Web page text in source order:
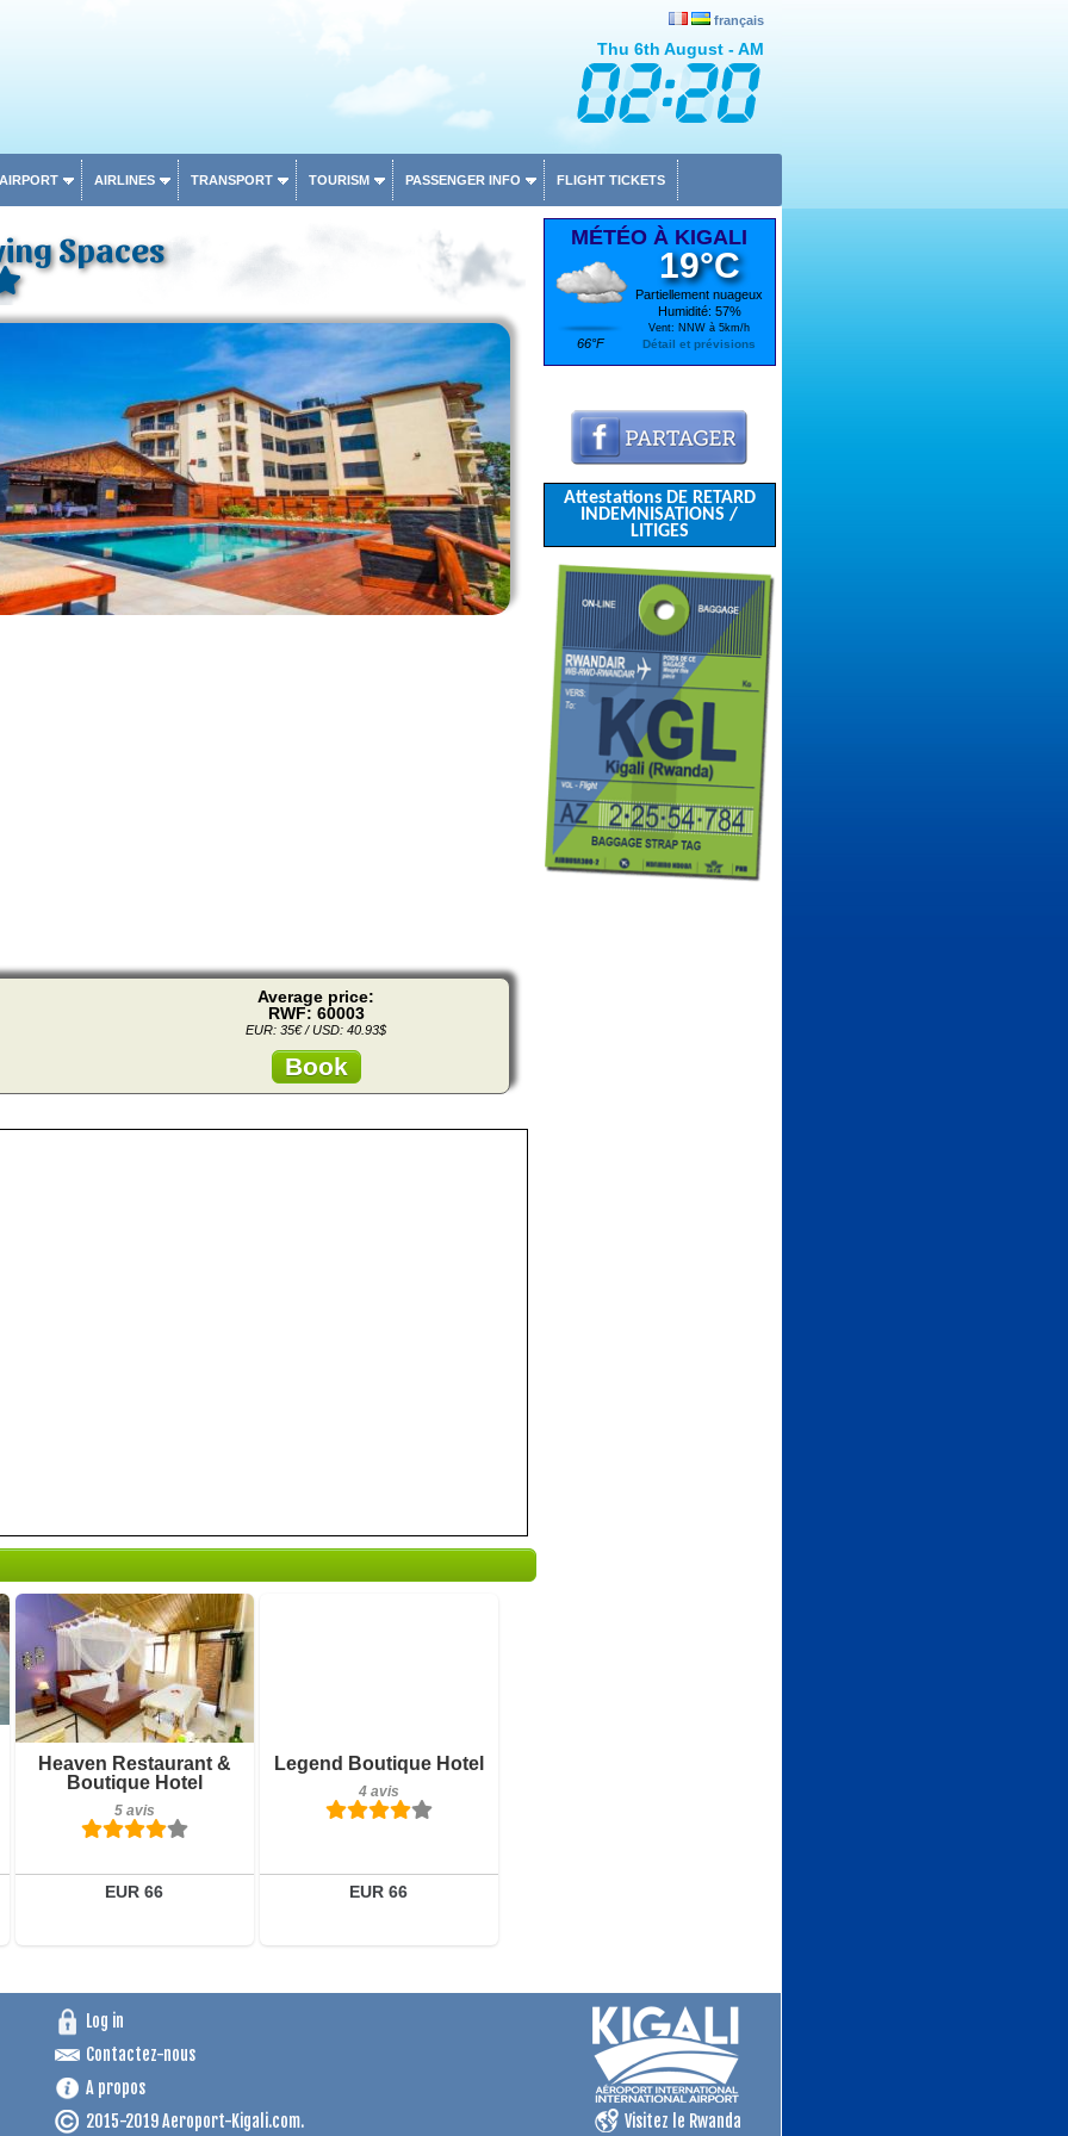
français
Thu 6th August - AM
AIRLINES TRANSPORT TOURISM PASSENGER INFO FLIGHT TICKETS
Spaces
Average price:
RWF: 60003
EUR: 35€ / USD: 40.93$
Book
Heaven Restaurant &
Boutique Hotel
5 avis
EUR 66
Petit-déjeuner inclus
5 avis
Détails
Réserver
Legend Boutique Hotel
4 avis
EUR 66
Réserver
MÉTÉO À KIGALI
66°F
19°C
Partiellement nuageux
Humidité: 57%
Vent: NNW à 5km/h
Détail et prévisions
Attestations DE RETARD
INDEMNISATIONS /
LITIGES
Log in
Contactez-nous
A propos
2015-2019 Aeroport-Kigali.com.
Visitez le Rwanda